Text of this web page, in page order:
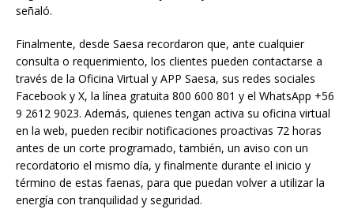
señaló.
Finalmente, desde Saesa recordaron que, ante cualquier
consulta o requerimiento, los clientes pueden contactarse a
través de la Oficina Virtual y APP Saesa, sus redes sociales
Facebook y X, la línea gratuita 800 600 801 y el WhatsApp +56
9 2612 9023. Además, quienes tengan activa su oficina virtual
en la web, pueden recibir notificaciones proactivas 72 horas
antes de un corte programado, también, un aviso con un
recordatorio el mismo día, y finalmente durante el inicio y
término de estas faenas, para que puedan volver a utilizar la
energía con tranquilidad y seguridad.